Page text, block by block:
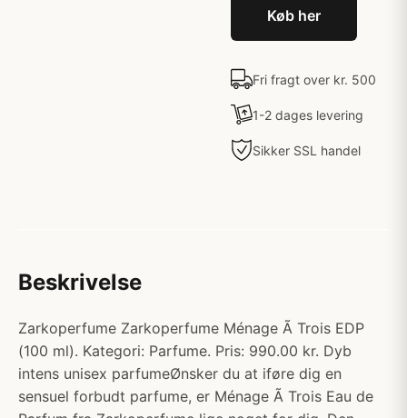
Køb her
Fri fragt over kr. 500
1-2 dages levering
Sikker SSL handel
Beskrivelse
Zarkoperfume Zarkoperfume Ménage Ã Trois EDP
(100 ml). Kategori: Parfume. Pris: 990.00 kr. Dyb
intens unisex parfumeØnsker du at iføre dig en
sensuel forbudt parfume, er Ménage Ã Trois Eau de